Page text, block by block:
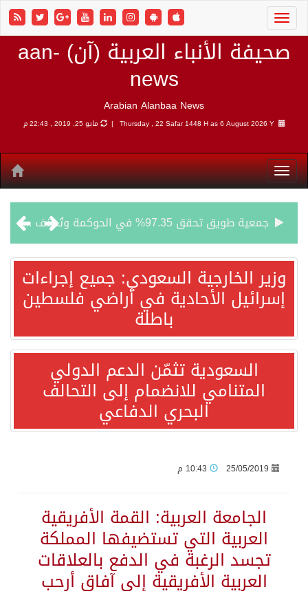
صحيفة الأنباء العربية (آن) aan-
news
Arabian Alanbaa News
Thursday , 22 Safar 1448 H as6 August 2026 Y | مايو 25, 2019 , 22:43 م
جمعية طويق تحقق 97.35% في الحوكمة وتُصنف ضمن الكيانات متناهية الكبر وتحصد شهادة الآيزو للعام الثالث على التوالي
“الفرصة الأخيرة”.. ترامب: المحادثات مع إيران جارية الآن
ورقة بحثية: التحالف البحري الدفاعي بقيادة الرياض يعيد صياغة مفهوم أمن البحار
انطلاق المرحلة الأولى من مقابلات متطوعي كأس آسيا السعودية 2027 في الخبر
ترامب: الأمير محمد بن سلمان يفضل الحوار بخصوص إيران لخفض التصعيد
وزير الخارجية السعودي: جميع إجراءات
إسرائيل الأحادية في أراضي فلسطين
باطلة
السعودية تثمّن الدعم الدولي
المتنامي للانضمام إلى التحالف
البحري الدفاعي
25/05/2019
الجامعة العربية: القمة الأفريقية
العربية التي تستضيفها المملكة
تجسد الرغبة في الدفع بالعلاقات
العربية الأفريقية إلى آفاق أرحب